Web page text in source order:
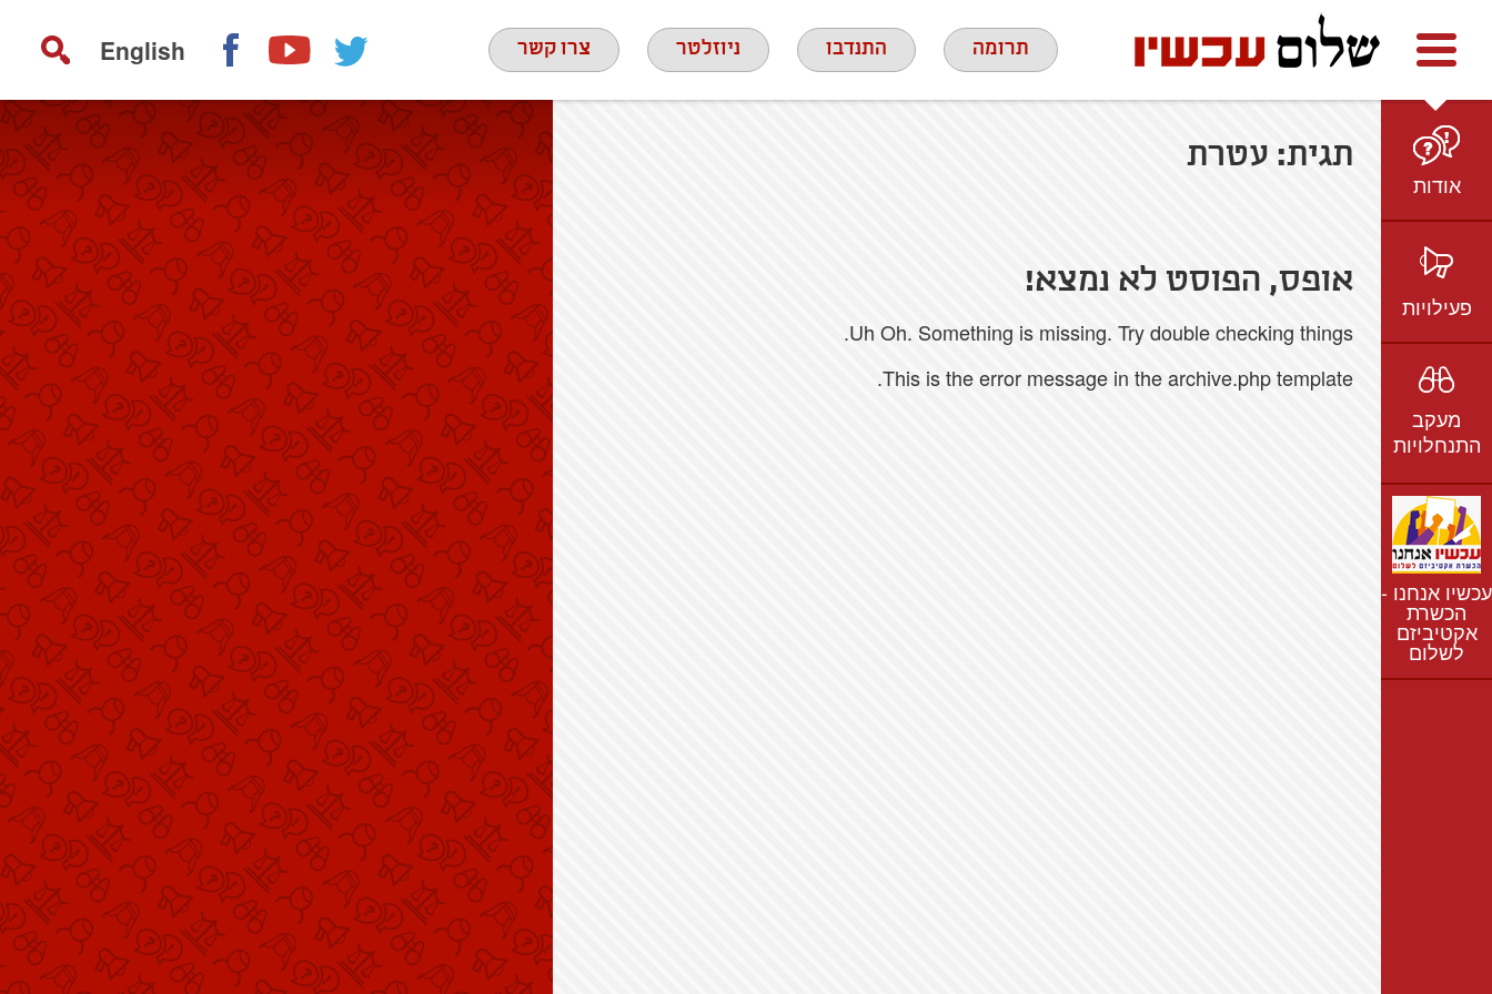
תרומה התנדבו ניוזלטר צרו קשר English Facebookyoutube twitter
אודות
הצוות
חזון ועמדות
אמיל גרינצווייג
שקיפות
פעילויות
ברשת
בתקשורת
וידאו
מעקב
התנחלויות
נתונים
חדשות
נושאים
רשימת התנחלויות
מפת התנחלויות
עכשיו אנחנו -
הכשרת
אקטיביזם
לשלום
תגית: עטרת
אופס, הפוסט לא נמצא!
Uh Oh. Something is missing. Try double checking things.
This is the error message in the archive.php template.